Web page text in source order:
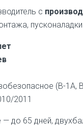
с
(В-1А,
2011
до 65 дней,